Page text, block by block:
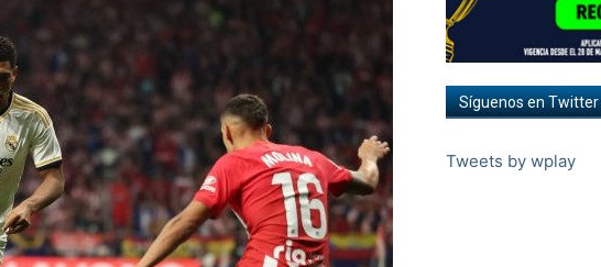
Síguenos en Twitter
Tweets by wplay